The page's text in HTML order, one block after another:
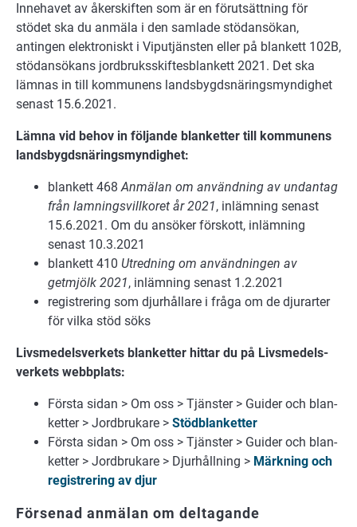
Innehavet av åkerskiften som är en förutsättning för
stödet ska du anmäla i den samlade stödansökan,
antingen elektroniskt i Viputjänsten eller på blankett 102B,
stödansökans jordbruksskiftesblankett 2021. Det ska
lämnas in till kommunens landsbygdsnäringsmyndighet
senast 15.6.2021.
Läm­na vid be­hov in föl­jan­de blan­ket­ter till kom­mu­nens
lands­bygds­nä­rings­myn­dig­het:
blankett 468Anmälan om användning av undantag
från lamningsvillkoret år 2021, inlämning senast
15.6.2021. Om du ansöker förskott, inlämning
senast 10.3.2021
blankett 410 Utredning om användningen av
getmjölk 2021, inlämning senast 1.2.2021
registrering som djurhållare i fråga om de djurarter
för vilka stöd söks
Livs­me­dels­ver­kets blan­ket­ter hit­tar du på Livs­me­dels­
ver­kets webb­plats:
Förs­ta si­dan > Om oss > Tjäns­ter > Gui­der och blan­
ket­ter > Jord­bru­ka­re > Stöd­blan­ket­ter
Förs­ta si­dan > Om oss > Tjäns­ter > Gui­der och blan­
ket­ter > Jord­bru­ka­re > Djur­håll­ning > Märk­ning och
registre­ring av djur
Försenad anmälan om deltagande